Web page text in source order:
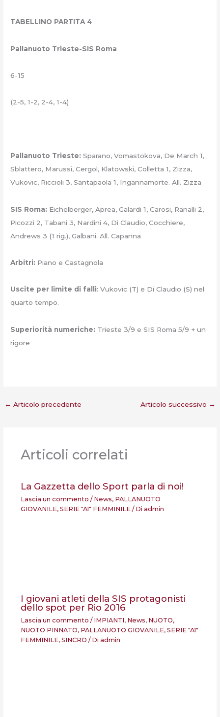
TABELLINO PARTITA 4
Pallanuoto Trieste-SIS Roma
6-15
(2-5, 1-2, 2-4, 1-4)
Pallanuoto Trieste: Sparano, Vomastokova, De March 1,
Sblattero, Marussi, Cergol, Klatowski, Colletta 1, Zizza,
Vukovic, Riccioli 3, Santapaola 1, Ingannamorte. All. Zizza
SIS Roma: Eichelberger, Aprea, Galardi 1, Carosi, Ranalli 2,
Picozzi 2, Tabani 3, Nardini 4, Di Claudio, Cocchiere,
Andrews 3 (1 rig.), Galbani. All. Capanna
Arbitri: Piano e Castagnola
Uscite per limite di falli: Vukovic (T) e Di Claudio (S) nel
quarto tempo.
Superiorità numeriche: Trieste 3/9 e SIS Roma 5/9 + un
rigore
← Articolo precedente Articolo successivo →
Articoli correlati
La Gazzetta dello Sport parla di noi!
Lascia un commento / News, PALLANUOTO
GIOVANILE, SERIE "A1" FEMMINILE/ Di admin
I giovani atleti della SIS protagonisti
dello spot per Rio 2016
Lascia un commento / IMPIANTI, News, NUOTO,
NUOTO PINNATO, PALLANUOTO GIOVANILE, SERIE "A1"
FEMMINILE, SINCRO / Di admin